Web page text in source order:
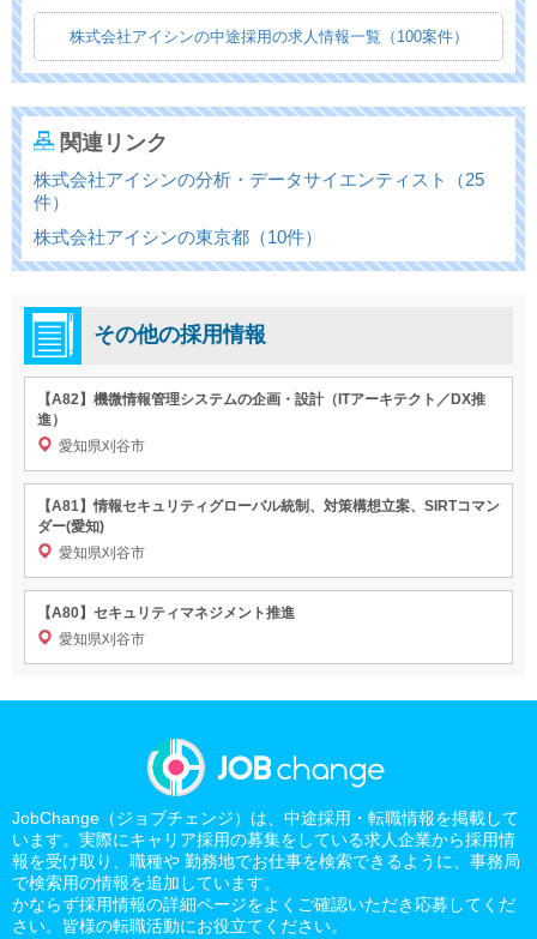
株式会社アイシンの中途採用の求人情報一覧（100案件）
関連リンク
株式会社アイシンの分析・データサイエンティスト（25
件）
株式会社アイシンの東京都（10件）
その他の採用情報
【A82】機微情報管理システムの企画・設計（ITアーキテクト／DX推
進）
愛知県刈谷市
【A81】情報セキュリティグローバル統制、対策構想立案、SIRTコマン
ダー(愛知)
愛知県刈谷市
【A80】セキュリティマネジメント推進
愛知県刈谷市
JobChange（ジョブチェンジ）は、中途採用・転職情報を掲載して
います。実際にキャリア採用の募集をしている求人企業から採用情
報を受け取り、職種や 勤務地でお仕事を検索できるように、事務局
で検索用の情報を追加しています。
かならず採用情報の詳細ページをよくご確認いただき応募してくだ
さい。皆様の転職活動にお役立てください。